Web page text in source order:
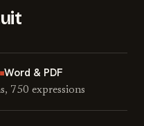
Word & PDF
750 expressions